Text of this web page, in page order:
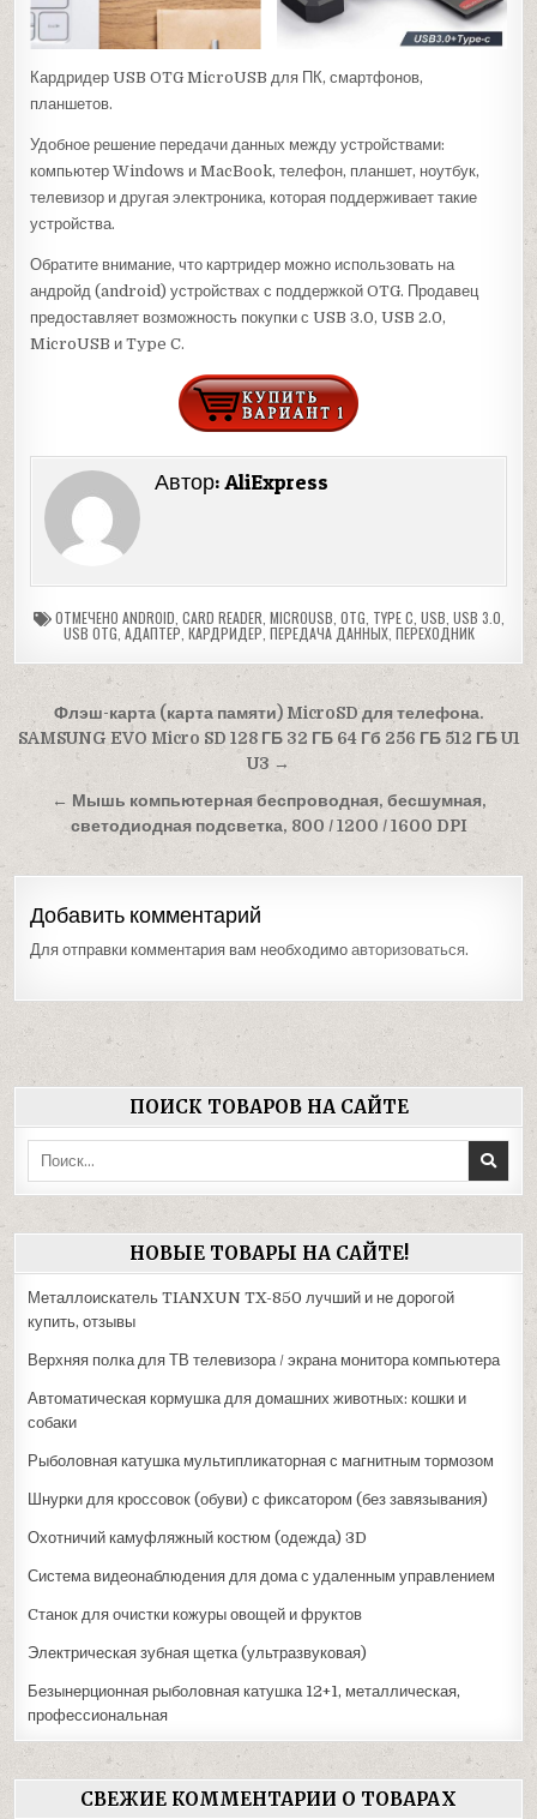
Кардридер USB OTG MicroUSB для ПК, смартфонов,
планшетов.
Удобное решение передачи данных между устройствами:
компьютер Windows и MacBook, телефон, планшет, ноутбук,
телевизор и другая электроника, которая поддерживает такие
устройства.
Обратите внимание, что картридер можно использовать на
андройд (android) устройствах с поддержкой OTG. Продавец
предоставляет возможность покупки с USB 3.0, USB 2.0,
MicroUSB и Type C.
Автор:AliExpress
ОТМЕЧЕНО ANDROID CARD READER MICROUSB OTG TYPE C USB USB 3.0
USB OTG АДАПТЕР КАРДРИДЕР, ПЕРЕДАЧА ДАННЫХ, ПЕРЕХОДНИК
Навигация
по
записям
Флэш-карта (карта памяти) MicroSD для телефона.
SAMSUNG EVO Micro SD 128 ГБ 32 ГБ 64 Гб 256 ГБ 512 ГБ U1
U3 →
← Мышь компьютерная беспроводная, бесшумная,
светодиодная подсветка, 800 / 1200 / 1600 DPI
Добавить комментарий
Для отправки комментария вам необходимоавторизоваться.
ПОИСК ТОВАРОВ НА САЙТЕ
Поиск:
НОВЫЕ ТОВАРЫ НА САЙТЕ!
Металлоискатель TIANXUN TX-850 лучший и не дорогой
купить, отзывы
Верхняя полка для ТВ телевизора / экрана монитора компьютера
Автоматическая кормушка для домашних животных: кошки и
собаки
Рыболовная катушка мультипликаторная с магнитным тормозом
Шнурки для кроссовок (обуви) с фиксатором (без завязывания)
Охотничий камуфляжный костюм (одежда) 3D
Система видеонаблюдения для дома с удаленным управлением
Cтанок для очистки кожуры овощей и фруктов
Электрическая зубная щетка (ультразвуковая)
Безынерционная рыболовная катушка 12+1, металлическая,
профессиональная
СВЕЖИЕ КОММЕНТАРИИ О ТОВАРАХ